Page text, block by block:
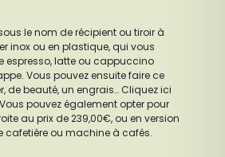
le nom de récipient ou tiroir à
inox ou en plastique, qui vous
espresso, latte ou cappuccino
Vous pouvez ensuite faire ce
beauté, un engrais… Cliquez ici
pouvez également opter pour
au prix de 239,00€, ou en version
cafetière ou machine à cafés.